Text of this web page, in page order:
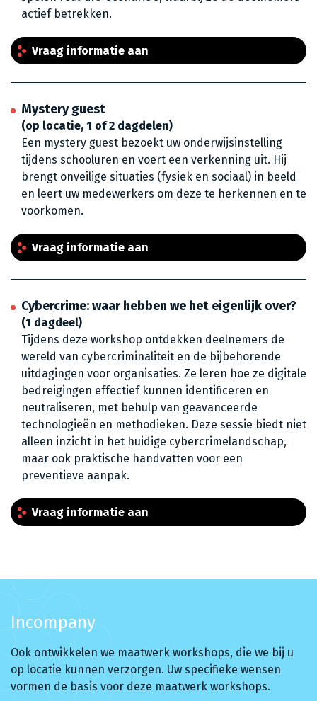
actief betrekken.
Vraag informatie aan
Mystery guest
(op locatie, 1 of 2 dagdelen)
Een mystery guest bezoekt uw onderwijsinstelling
tijdens schooluren en voert een verkenning uit. Hij
brengt onveilige situaties (fysiek en sociaal) in beeld
en leert uw medewerkers om deze te herkennen en te
voorkomen.
Vraag informatie aan
Cybercrime: waar hebben we het eigenlijk over?
(1 dagdeel)
Tijdens deze workshop ontdekken deelnemers de
wereld van cybercriminaliteit en de bijbehorende
uitdagingen voor organisaties. Ze leren hoe ze digitale
bedreigingen effectief kunnen identificeren en
neutraliseren, met behulp van geavanceerde
technologieën en methodieken. Deze sessie biedt niet
alleen inzicht in het huidige cybercrimelandschap,
maar ook praktische handvatten voor een
preventieve aanpak.
Vraag informatie aan
Incompany
Ook ontwikkelen we maatwerk workshops, die we bij u
op locatie kunnen verzorgen. Uw specifieke wensen
vormen de basis voor deze maatwerk workshops.